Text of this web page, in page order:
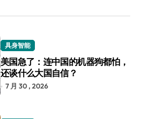
具身智能
美国急了：连中国的机器狗都怕，
还谈什么大国自信？
7 月 30 , 2026